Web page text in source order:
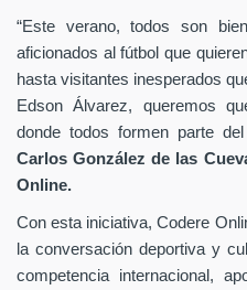
“Este verano, todos son
aficionados al fútbol que
hasta visitantes inesperados
Edson Álvarez, queremos
donde todos formen parte del
Carlos González de las
Online.
Con esta iniciativa, Codere
la conversación deportiva y
competencia internacional,